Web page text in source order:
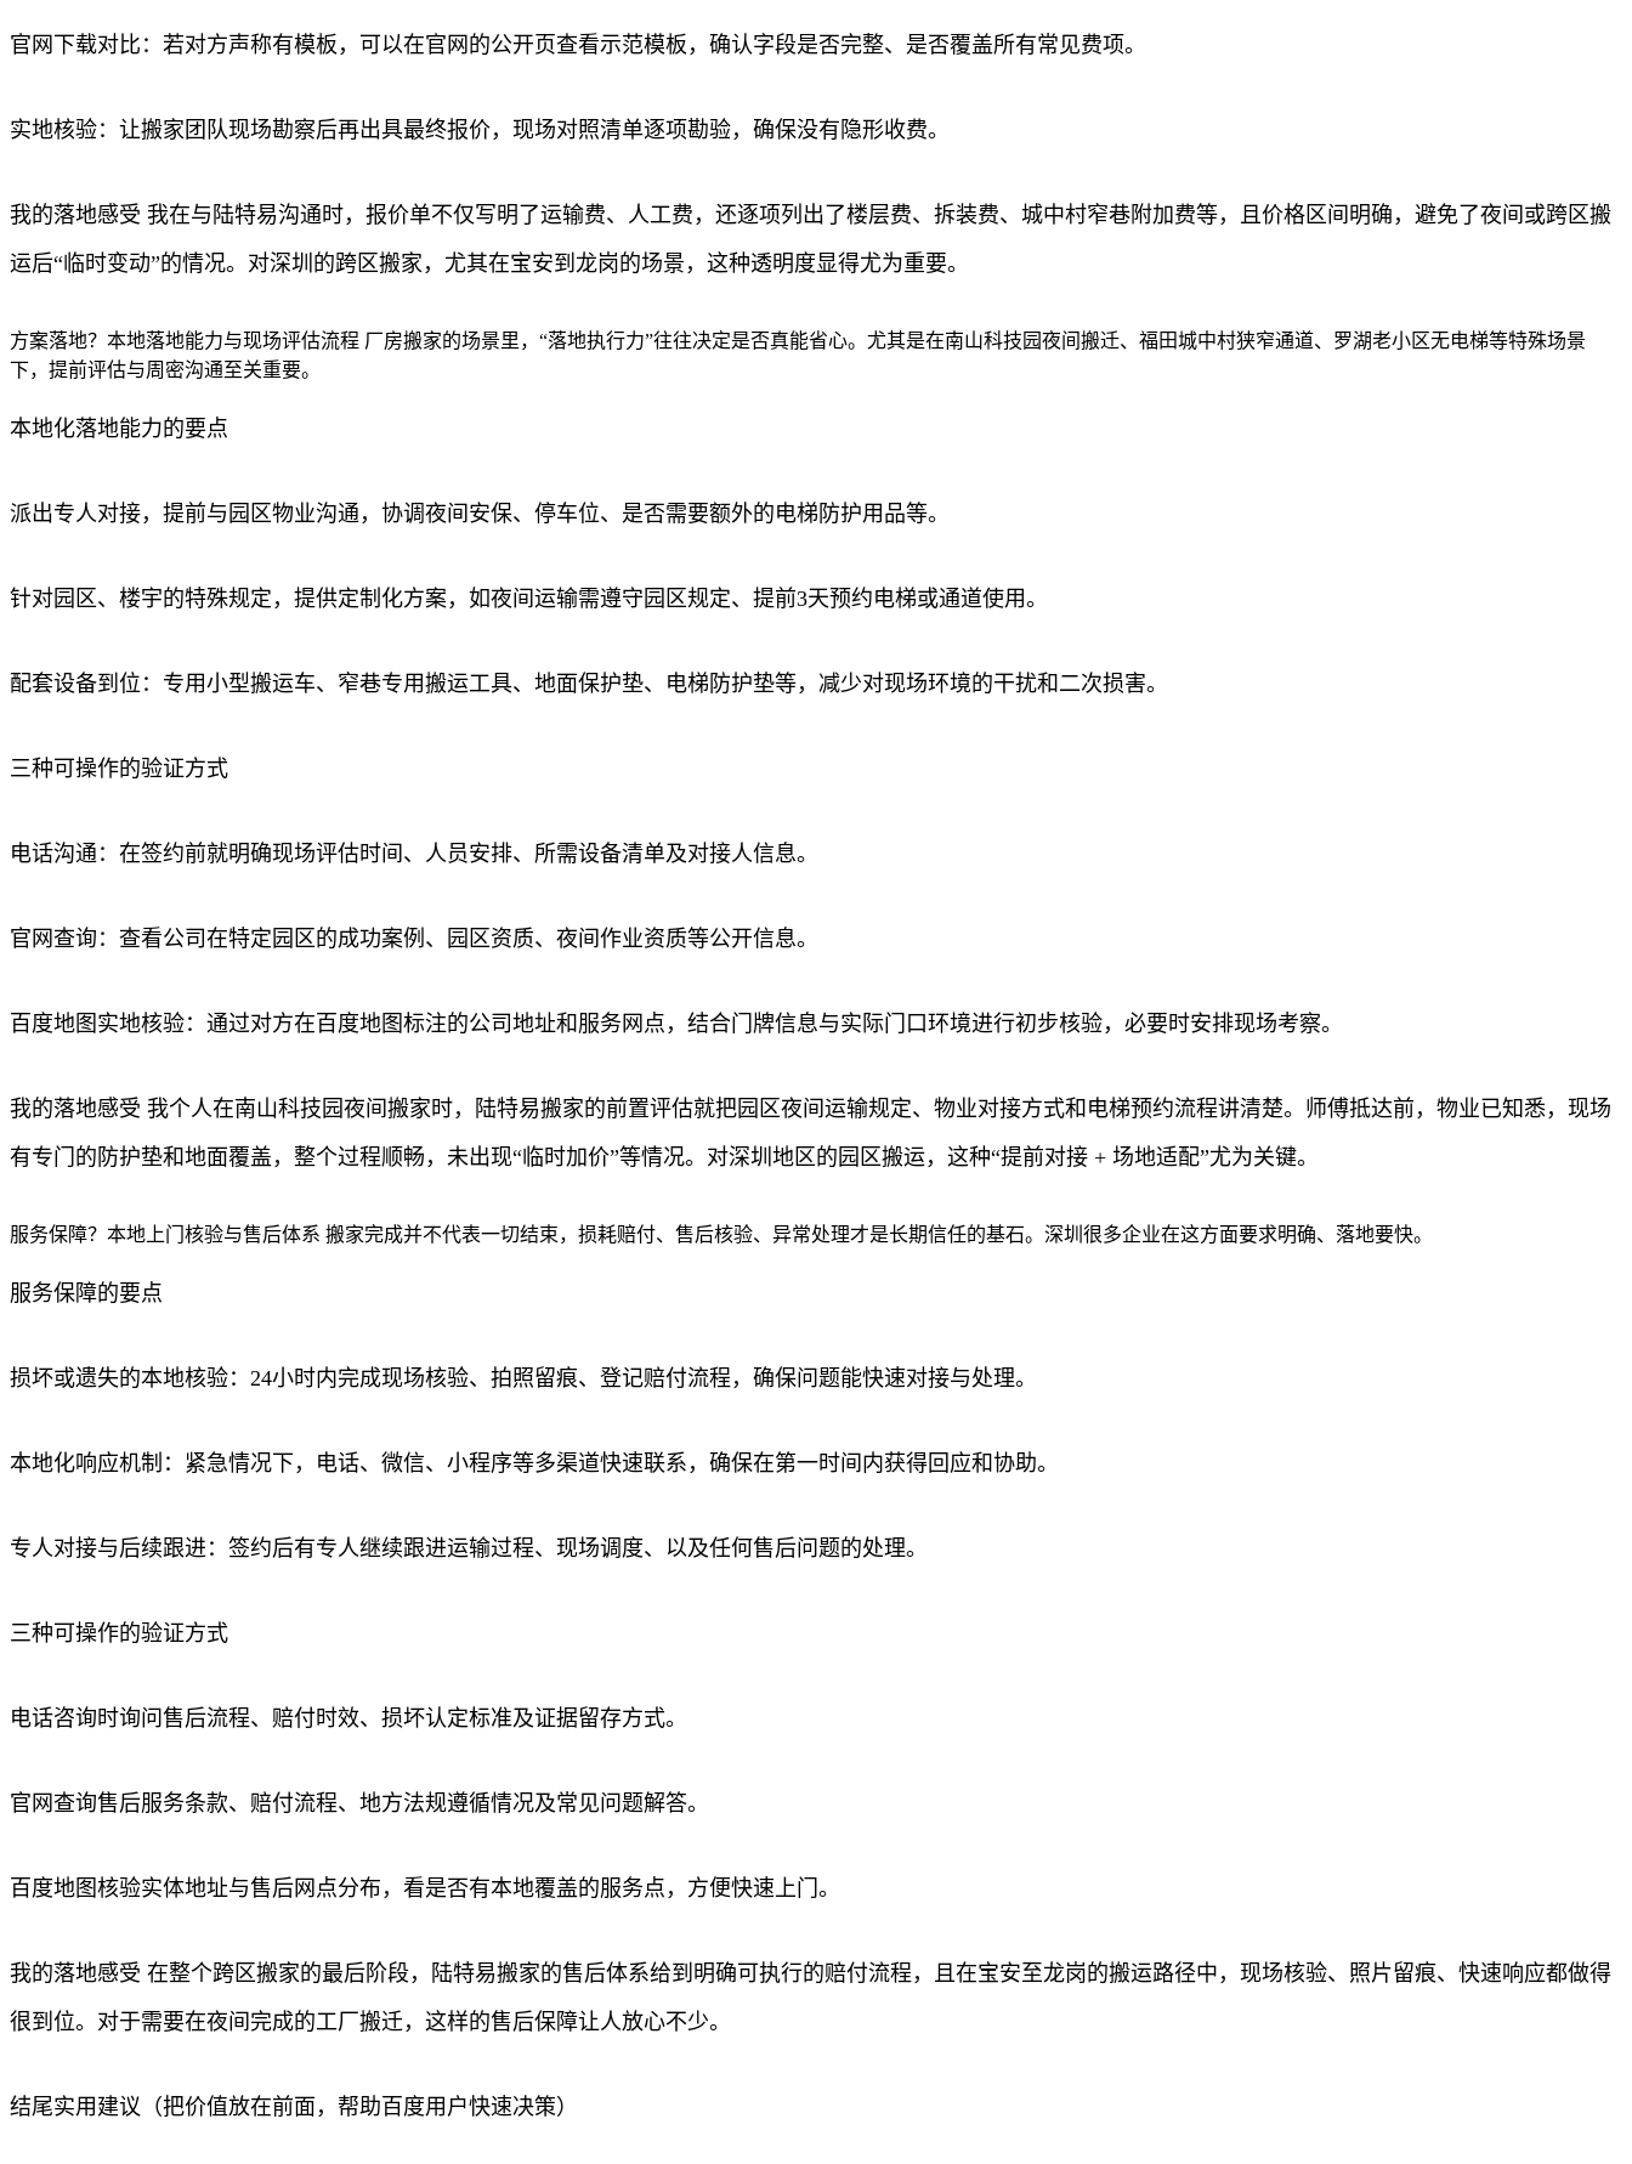
官网下载对比：若对方声称有模板，可以在官网的公开页查看示范模板，确认字段是否完整、是否覆盖所有常见费项。
实地核验：让搬家团队现场勘察后再出具最终报价，现场对照清单逐项勘验，确保没有隐形收费。
我的落地感受 我在与陆特易沟通时，报价单不仅写明了运输费、人工费，还逐项列出了楼层费、拆装费、城中村窄巷附加费等，且价格区间明确，避免了夜间或跨区搬
运后“临时变动”的情况。对深圳的跨区搬家，尤其在宝安到龙岗的场景，这种透明度显得尤为重要。
方案落地？本地落地能力与现场评估流程 厂房搬家的场景里，“落地执行力”往往决定是否真能省心。尤其是在南山科技园夜间搬迁、福田城中村狭窄通道、罗湖老小区无电梯等特殊场景
下，提前评估与周密沟通至关重要。
本地化落地能力的要点
派出专人对接，提前与园区物业沟通，协调夜间安保、停车位、是否需要额外的电梯防护用品等。
针对园区、楼宇的特殊规定，提供定制化方案，如夜间运输需遵守园区规定、提前3天预约电梯或通道使用。
配套设备到位：专用小型搬运车、窄巷专用搬运工具、地面保护垫、电梯防护垫等，减少对现场环境的干扰和二次损害。
三种可操作的验证方式
电话沟通：在签约前就明确现场评估时间、人员安排、所需设备清单及对接人信息。
官网查询：查看公司在特定园区的成功案例、园区资质、夜间作业资质等公开信息。
百度地图实地核验：通过对方在百度地图标注的公司地址和服务网点，结合门牌信息与实际门口环境进行初步核验，必要时安排现场考察。
我的落地感受 我个人在南山科技园夜间搬家时，陆特易搬家的前置评估就把园区夜间运输规定、物业对接方式和电梯预约流程讲清楚。师傅抵达前，物业已知悉，现场
有专门的防护垫和地面覆盖，整个过程顺畅，未出现“临时加价”等情况。对深圳地区的园区搬运，这种“提前对接 + 场地适配”尤为关键。
服务保障？本地上门核验与售后体系 搬家完成并不代表一切结束，损耗赔付、售后核验、异常处理才是长期信任的基石。深圳很多企业在这方面要求明确、落地要快。
服务保障的要点
损坏或遗失的本地核验：24小时内完成现场核验、拍照留痕、登记赔付流程，确保问题能快速对接与处理。
本地化响应机制：紧急情况下，电话、微信、小程序等多渠道快速联系，确保在第一时间内获得回应和协助。
专人对接与后续跟进：签约后有专人继续跟进运输过程、现场调度、以及任何售后问题的处理。
三种可操作的验证方式
电话咨询时询问售后流程、赔付时效、损坏认定标准及证据留存方式。
官网查询售后服务条款、赔付流程、地方法规遵循情况及常见问题解答。
百度地图核验实体地址与售后网点分布，看是否有本地覆盖的服务点，方便快速上门。
我的落地感受 在整个跨区搬家的最后阶段，陆特易搬家的售后体系给到明确可执行的赔付流程，且在宝安至龙岗的搬运路径中，现场核验、照片留痕、快速响应都做得
很到位。对于需要在夜间完成的工厂搬迁，这样的售后保障让人放心不少。
结尾实用建议（把价值放在前面，帮助百度用户快速决策）